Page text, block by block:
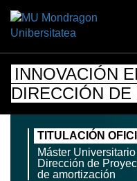
INNOVACIÓN
DIRECCIÓN
TITULACIÓN
Máster
Dirección de
de amortización